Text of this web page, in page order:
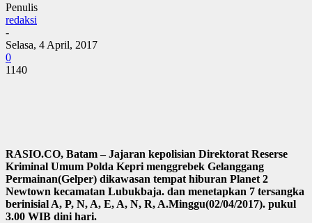
Penulis
redaksi
-
Selasa, 4 April, 2017
0
1140
RASIO.CO, Batam – Jajaran kepolisian Direktorat Reserse
Kriminal Umum Polda Kepri menggrebek Gelanggang
Permainan(Gelper) dikawasan tempat hiburan Planet 2
Newtown kecamatan Lubukbaja. dan menetapkan 7 tersangka
berinisial A, P, N, A, E, A, N, R, A.Minggu(02/04/2017). pukul
3.00 WIB dini hari.